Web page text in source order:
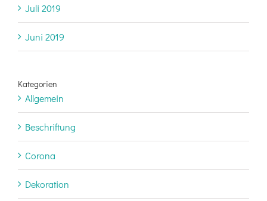
Juli 2019
Juni 2019
Kategorien
Allgemein
Beschriftung
Corona
Dekoration